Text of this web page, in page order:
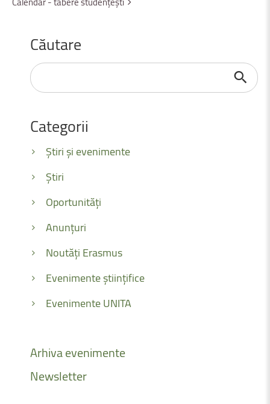
Căutare
Căutare
...
Categorii
Știri și evenimente
Știri
Oportunități
Anunțuri
Noutăți Erasmus
Evenimente științifice
Evenimente UNITA
Arhivaevenimente
Newsletter